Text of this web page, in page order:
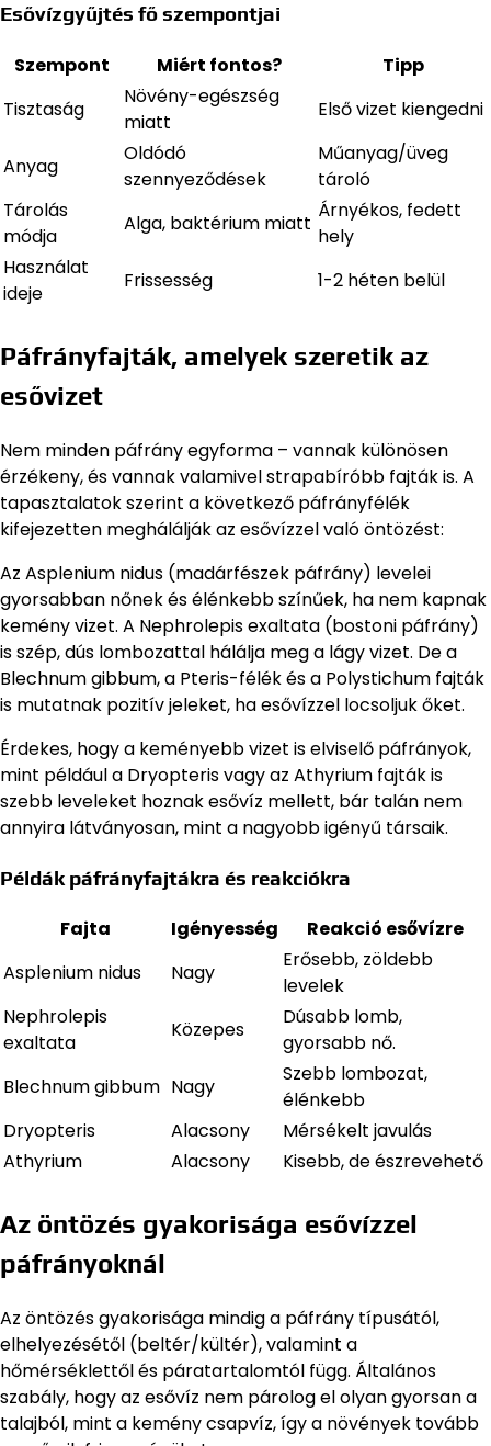
Esővízgyűjtés fő szempontjai
Szempont Miért fontos?
Tipp
Tisztaság
Növény-egészség
miatt
Első vizet kiengedni
Anyag
Oldódó
szennyeződések
Műanyag/üveg
tároló
Tárolás
módja
Alga, baktérium miatt
Árnyékos, fedett
hely
Használat
ideje
Frissesség 1-2 héten belül
Páfrányfajták, amelyek szeretik az
esővizet
Nem minden páfrány egyforma – vannak különösen
érzékeny, és vannak valamivel strapabíróbb fajták is. A
tapasztalatok szerint a következő páfrányfélék
kifejezetten meghálálják az esővízzel való öntözést:
Az Asplenium nidus (madárfészek páfrány) levelei
gyorsabban nőnek és élénkebb színűek, ha nem kapnak
kemény vizet. A Nephrolepis exaltata (bostoni páfrány)
is szép, dús lombozattal hálálja meg a lágy vizet. De a
Blechnum gibbum, a Pteris-félék és a Polystichum fajták
is mutatnak pozitív jeleket, ha esővízzel locsoljuk őket.
Érdekes, hogy a keményebb vizet is elviselő páfrányok,
mint például a Dryopteris vagy az Athyrium fajták is
szebb leveleket hoznak esővíz mellett, bár talán nem
annyira látványosan, mint a nagyobb igényű társaik.
Példák páfrányfajtákra és reakciókra
Fajta Igényesség
Reakció esővízre
Asplenium nidus
Nagy
Erősebb, zöldebb
levelek
Nephrolepis
exaltata
Közepes
Dúsabb lomb,
gyorsabb nő.
Blechnum gibbum Nagy
Szebb lombozat,
élénkebb
Dryopteris
Alacsony
Mérsékelt javulás
Athyrium
Alacsony Kisebb, de észrevehető
Az öntözés gyakorisága esővízzel
páfrányoknál
Az öntözés gyakorisága mindig a páfrány típusától,
elhelyezésétől (beltér/kültér), valamint a
hőmérséklettől és páratartalomtól függ. Általános
szabály, hogy az esővíz nem párolog el olyan gyorsan a
talajból, mint a kemény csapvíz, így a növények tovább